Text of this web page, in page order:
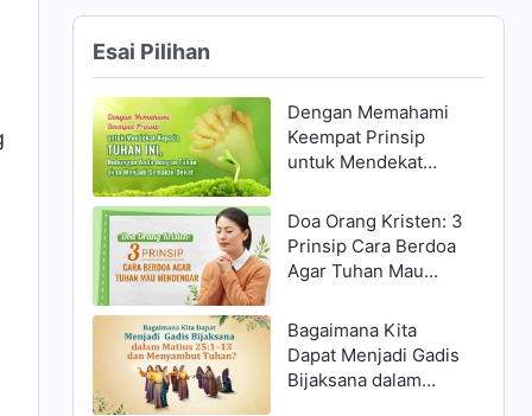
Esai Pilihan
Dengan Memahami
Keempat Prinsip
untuk Mendekat
Hubungan Anda
dengan Tuhan akan
Menjadi Semakin
Dekat
Doa Orang Kristen: 3
Prinsip Cara Berdoa
Agar Tuhan Mau
Bagaimana Kita
Dapat Menjadi Gadis
Bijaksana dalam